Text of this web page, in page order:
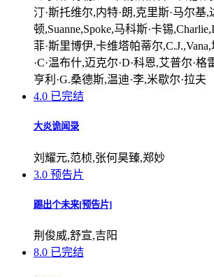
汀·斯托维尔,内特·朗,克里斯·马尔基,
顿,Suanne,Spoke,马科斯·卡锡
菲·斯里博伊,卡维塔帕蒂尔
·C·温布什,迈克尔·D·科恩,艾普尔·格
亨利·G.桑德斯,温迪·李,米歇尔·拉夫
4.0 已完结
大炎诡闻录
刘耀元,范桢,张何昊臻,郑妙
3.0 预告片
踢出个未来[预告片]
荆俊威,舒宣,吉阳
8.0 已完结